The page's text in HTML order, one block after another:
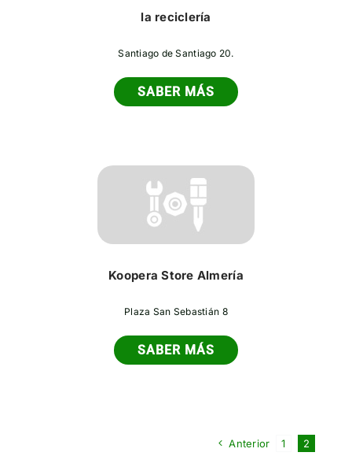
la reciclería
Santiago de Santiago 20.
SABER MÁS
Koopera Store Almería
Plaza San Sebastián 8
SABER MÁS
Anterior 1 2